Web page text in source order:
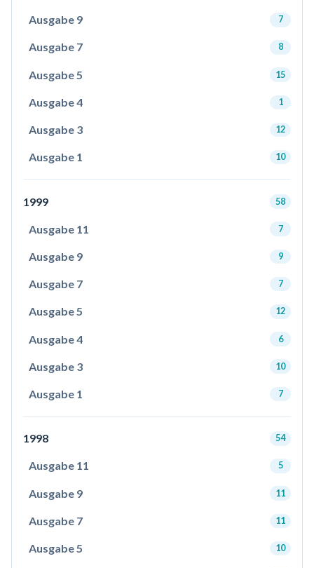
Ausgabe 9 7
Ausgabe 7 8
Ausgabe 5 15
Ausgabe 4 1
Ausgabe 3 12
Ausgabe 1 10
1999 58
Ausgabe 11 7
Ausgabe 9 9
Ausgabe 7 7
Ausgabe 5 12
Ausgabe 4 6
Ausgabe 3 10
Ausgabe 1 7
1998 54
Ausgabe 11 5
Ausgabe 9 11
Ausgabe 7 11
Ausgabe 5 10